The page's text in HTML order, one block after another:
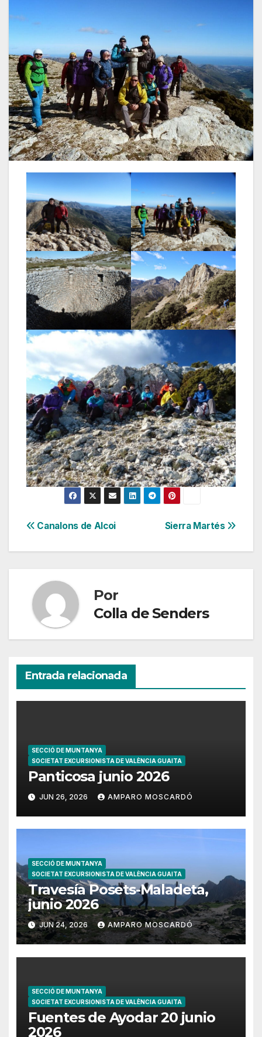
Navegación
de
entradas
Sierra Martés
Canalons de Alcoi
Por
Colla de Senders
Entrada relacionada
SECCIÓ DE MUNTANYA
SOCIETAT EXCURSIONISTA DE VALÈNCIA GUAITA
Panticosa junio 2026
JUN 26, 2026 AMPARO MOSCARDÓ
SECCIÓ DE MUNTANYA
SOCIETAT EXCURSIONISTA DE VALÈNCIA GUAITA
Travesía Posets-Maladeta,
junio 2026
JUN 24, 2026 AMPARO MOSCARDÓ
SECCIÓ DE MUNTANYA
SOCIETAT EXCURSIONISTA DE VALÈNCIA GUAITA
Fuentes de Ayodar 20 junio
2026